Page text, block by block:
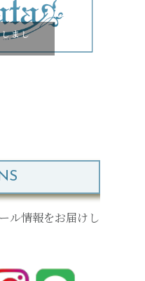
まし
ル情報をお届けし